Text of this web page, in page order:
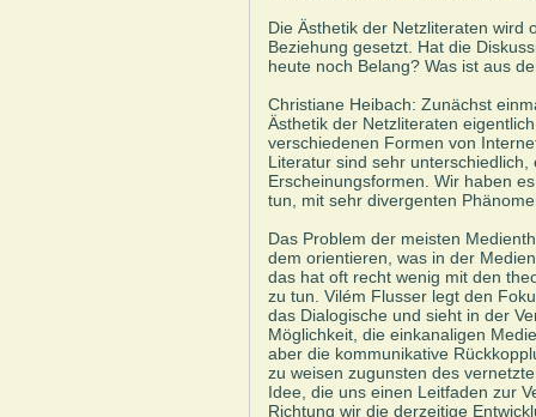
Die Ästhetik der Netzliteraten wird
Beziehung gesetzt. Hat die
heute noch Belang? Was ist aus
Christiane Heibach: Zunächst
Ästhetik der Netzliteraten
verschiedenen Formen von
Literatur sind sehr unterschiedlich,
Erscheinungsformen. Wir haben
tun, mit sehr divergenten
Das Problem der meisten
dem orientieren, was in der
das hat oft recht wenig mit den
zu tun. Vilém Flusser legt den
das Dialogische und sieht in der
Möglichkeit, die einkanaligen
aber die kommunikative
zu weisen zugunsten des
Idee, die uns einen Leitfaden zur
Richtung wir die derzeitige